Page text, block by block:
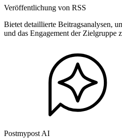
Veröffentlichung von RSS
Bietet detaillierte Beitragsanalysen,
und das Engagement der Zielgruppe
Postmypost AI